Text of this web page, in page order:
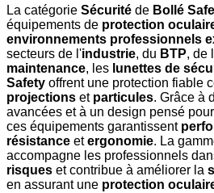
La catégorie Sécurité de Bollé
équipements de protection
environnements professionnels
secteurs de l'industrie, du BTP, de
maintenance, les lunettes de
Safety offrent une protection fiable
projections et particules. Grâce à
avancées et à un design pensé
ces équipements garantissent
résistance etergonomie. La
accompagne les professionnels
risques et contribue à améliorer la
en assurant une protection